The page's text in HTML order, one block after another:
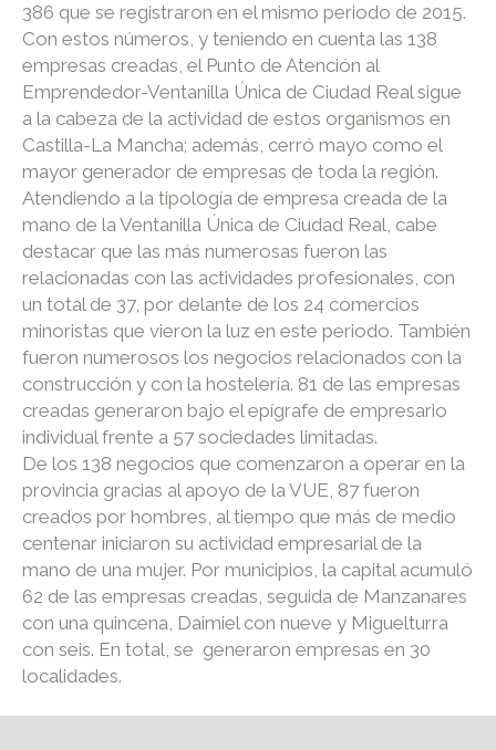
386 que se registraron en el mismo periodo de 2015.
Con estos números, y teniendo en cuenta las 138
empresas creadas, el Punto de Atención al
Emprendedor-Ventanilla Única de Ciudad Real sigue
a la cabeza de la actividad de estos organismos en
Castilla-La Mancha; además, cerró mayo como el
mayor generador de empresas de toda la región.
Atendiendo a la tipología de empresa creada de la
mano de la Ventanilla Única de Ciudad Real, cabe
destacar que las más numerosas fueron las
relacionadas con las actividades profesionales, con
un total de 37, por delante de los 24 comercios
minoristas que vieron la luz en este periodo. También
fueron numerosos los negocios relacionados con la
construcción y con la hostelería. 81 de las empresas
creadas generaron bajo el epígrafe de empresario
individual frente a 57 sociedades limitadas.
De los 138 negocios que comenzaron a operar en la
provincia gracias al apoyo de la VUE, 87 fueron
creados por hombres, al tiempo que más de medio
centenar iniciaron su actividad empresarial de la
mano de una mujer. Por municipios, la capital acumuló
62 de las empresas creadas, seguida de Manzanares
con una quincena, Daimiel con nueve y Miguelturra
con seis. En total, se generaron empresas en 30
localidades.